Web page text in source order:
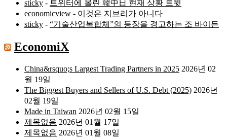
sticky - 트위터에 올린 韓中日 현재 상황 트윗
economicview - 이것은 지브리가 아니다
sticky - “기술산업복합체”의 등장을 경고하는 조 바이든
EconomiX
China&rsquo;s Largest Trading Partners in 2025 2026년 02
월 19일
The Biggest Buyers and Sellers of U.S. Debt (2025) 2026년
02월 19일
Made in Taiwan 2026년 02월 15일
제목없음 2026년 01월 17일
제목없음 2026년 01월 08일